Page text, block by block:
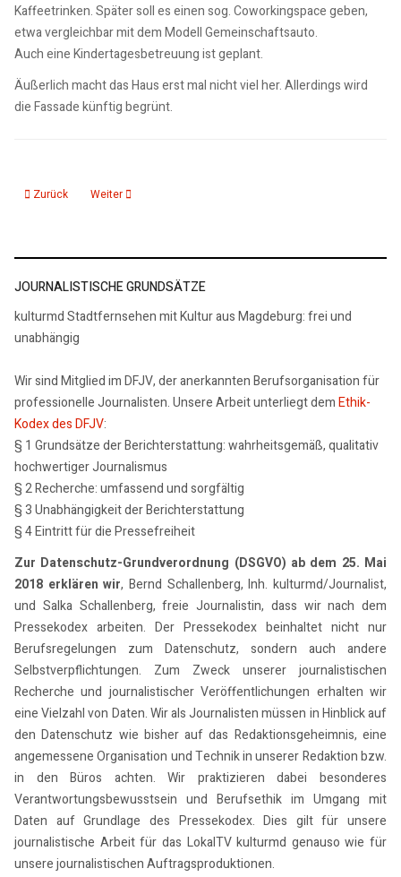
Kaffeetrinken. Später soll es einen sog. Coworkingspace geben,
etwa vergleichbar mit dem Modell Gemeinschaftsauto.
Auch eine Kindertagesbetreuung ist geplant.
Äußerlich macht das Haus erst mal nicht viel her. Allerdings wird
die Fassade künftig begrünt.
Vorheriger Beitrag: Zusammenhalt in Magdeburg
Zurück Nächster Beitrag: Neue Perspektiven durch 3D-Druck
Weiter
JOURNALISTISCHE GRUNDSÄTZE
kulturmd Stadtfernsehen mit Kultur aus Magdeburg: frei und
unabhängig
Wir sind Mitglied im DFJV, der anerkannten Berufsorganisation für
professionelle Journalisten. Unsere Arbeit unterliegt demEthik-
Kodex des DFJV:
§ 1 Grundsätze der Berichterstattung: wahrheitsgemäß, qualitativ
hochwertiger Journalismus
§ 2 Recherche: umfassend und sorgfältig
§ 3 Unabhängigkeit der Berichterstattung
§ 4 Eintritt für die Pressefreiheit
Zur Datenschutz-Grundverordnung (DSGVO) ab dem 25. Mai
2018 erklären wir, Bernd Schallenberg, Inh. kulturmd/Journalist,
und Salka Schallenberg, freie Journalistin, dass wir nach dem
Pressekodex arbeiten. Der Pressekodex beinhaltet nicht nur
Berufsregelungen zum Datenschutz, sondern auch andere
Selbstverpflichtungen. Zum Zweck unserer journalistischen
Recherche und journalistischer Veröffentlichungen erhalten wir
eine Vielzahl von Daten. Wir als Journalisten müssen in Hinblick auf
den Datenschutz wie bisher auf das Redaktionsgeheimnis, eine
angemessene Organisation und Technik in unserer Redaktion bzw.
in den Büros achten. Wir praktizieren dabei besonderes
Verantwortungsbewusstsein und Berufsethik im Umgang mit
Daten auf Grundlage des Pressekodex. Dies gilt für unsere
journalistische Arbeit für das LokalTV kulturmd genauso wie für
unsere journalistischen Auftragsproduktionen.